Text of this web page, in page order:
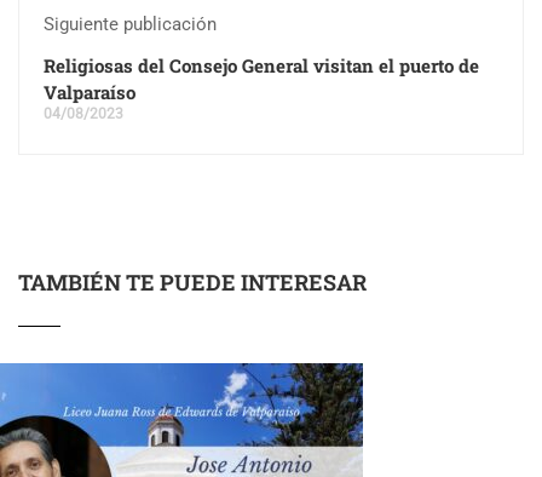
Siguiente publicación
Religiosas del Consejo General visitan el puerto de
Valparaíso
04/08/2023
TAMBIÉN TE PUEDE INTERESAR